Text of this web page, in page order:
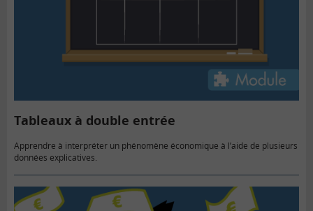
Tableaux à double entrée
Apprendre à interpréter un phénomène économique à l’aide de plusieurs
données explicatives.